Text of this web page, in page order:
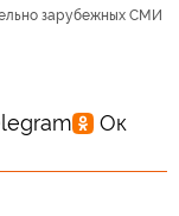
зарубежных СМИ